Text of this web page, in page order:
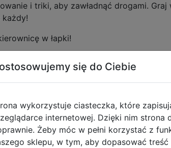
i triki, aby zawładnąć drogami.
w łapki!
Graj z ekipą ratunkową Rescue
Buldożer, poduszkowiec albo
triki w powietrzu, żeby zdobyć
rywali, zbierając pieskowe przysmaki i
się do Ciebie
wykorzystuje ciasteczka, które
internetowej. Dzięki nim strona
Żeby móc w pełni korzystać z
sklepu, w tym, aby dopasować treść